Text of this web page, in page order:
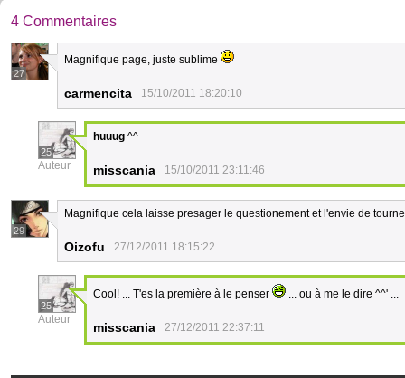
4 Commentaires
27
Magnifique page, juste sublime
carmencita 15/10/2011 18:20:10
25
Auteur
huuug ^^
misscania 15/10/2011 23:11:46
29
Magnifique cela laisse presager le questionement et l'envie de
Oizofu 27/12/2011 18:15:22
25
Auteur
Cool! ... T'es la première à le penser ... ou à me le dire ^^' ...
misscania 27/12/2011 22:37:11